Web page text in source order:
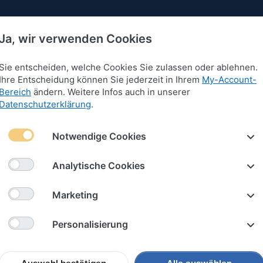
Armbänder Anhänger für Armbänder
für Armbänder
nach
wir verwenden Cookies
Sie entscheiden, welche Cookies Sie zulassen oder ablehnen.
Ihre Entscheidung können Sie jederzeit in Ihrem My-Account-
Bereich ändern. Weitere Infos auch in unserer
Datenschutzerklärung.
Notwendige Cookies
Analytische Cookies
Marketing
Personalisierung